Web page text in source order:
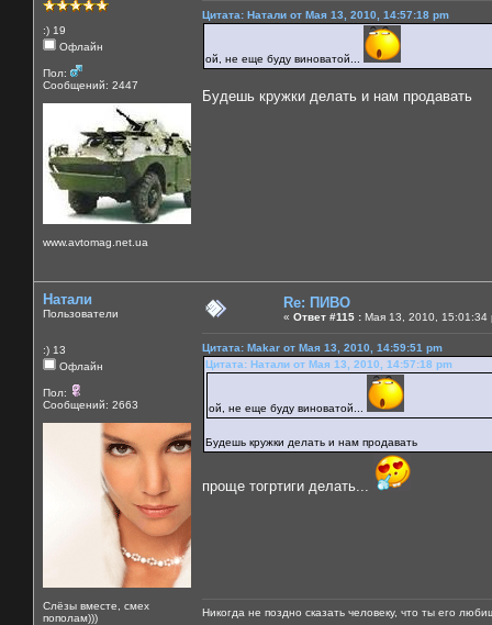
:) 19
Офлайн
Пол:
Сообщений: 2447
www.avtomag.net.ua
Цитата: Натали от Мая 13, 2010, 14:57:18 pm
ой, не еще буду виноватой...
Будешь кружки делать и нам продавать
Натали
Пользователи
:) 13
Офлайн
Пол:
Сообщений: 2663
Слёзы вместе, смех
пополам)))
Re: ПИВО
« Ответ #115 : Мая 13, 2010, 15:01:34
Цитата: Makar от Мая 13, 2010, 14:59:51 pm
Цитата: Натали от Мая 13, 2010, 14:57:18 pm
ой, не еще буду виноватой...
Будешь кружки делать и нам продавать
проще тогртиги делать...
Никогда не поздно сказать человеку, что ты его